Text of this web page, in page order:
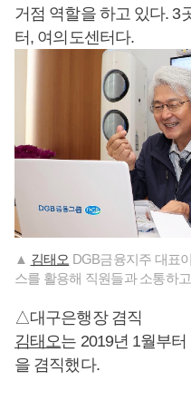
거점 역할을 하고 있다. 3
터, 여의도센터다.
▲ 김태오 DGB금융지주 대표
스를 활용해 직원들과 소통하
△대구은행장 겸직
김태오는 2019년 1월부
을 겸직했다.